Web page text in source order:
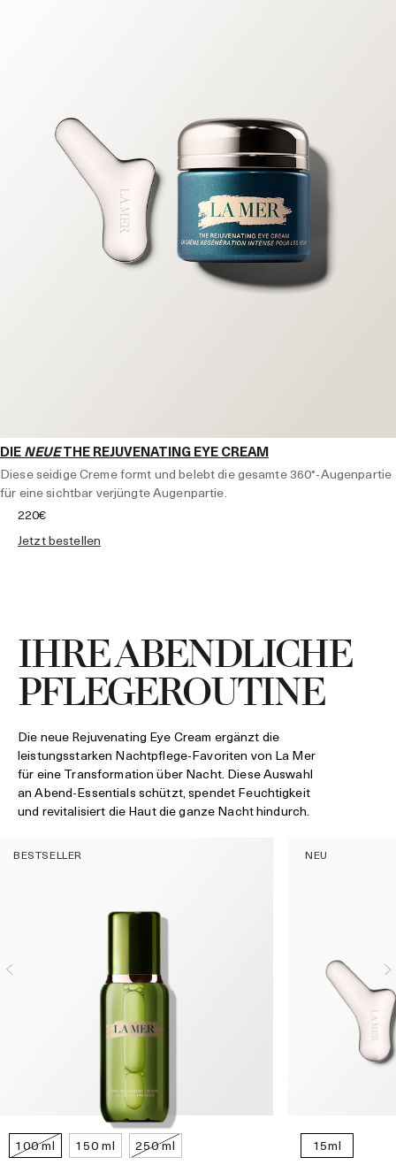
DIENEUETHE REJUVENATING EYE CREAM
Diese seidige Creme formt und belebt die gesamte 360°-Augenpartie
für eine sichtbar verjüngte Augenpartie.
220€
jetzt bestellen
IHRE ABENDLICHE
PFLEGEROUTINE
Die neue Rejuvenating Eye Cream ergänzt die
leistungsstarken Nachtpflege-Favoriten von La Mer
für eine Transformation über Nacht. Diese Auswahl
an Abend-Essentials schützt, spendet Feuchtigkeit
und revitalisiert die Haut die ganze Nacht hindurch.
BESTSELLER
100 ml 150 ml 250 ml
NEU
15ml